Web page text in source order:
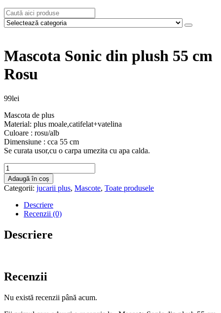
Mascota Sonic din plush 55 cm
Rosu
99lei
Mascota de plus
Material: plus moale,catifelat+vatelina
Culoare : rosu/alb
Dimensiune : cca 55 cm
Se curata usor,cu o carpa umezita cu apa calda.
Cantitate
Mascota
Sonic
din
plush
Rosu
Adaugă în coș
Categorii: jucarii plus, Mascote, Toate produsele
Descriere
Recenzii (0)
Descriere
Recenzii
Nu există recenzii până acum.